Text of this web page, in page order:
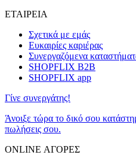
ΕΤΑΙΡΕΙΑ
Σχετικά με εμάς
Ευκαιρίες καριέρας
Συνεργαζόμενα
SHOPFLIX B2B
SHOPFLIX app
Γίνε συνεργάτης!
Άνοιξε τώρα το δικό σου
πωλήσεις σου.
ONLINE ΑΓΟΡΕΣ